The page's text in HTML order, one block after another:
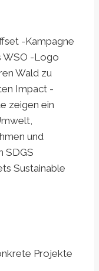
-Kampagne
WSO -Logo
Wald zu
Impact -
zeigen ein
und
SDGS
Sustainable
Projekte